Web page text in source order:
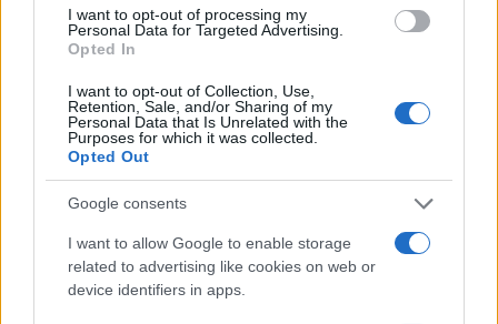
I want to opt-out of processing my
Personal Data for Targeted Advertising.
Opted In
I want to opt-out of Collection, Use,
Retention, Sale, and/or Sharing of my
Personal Data that Is Unrelated with the
Purposes for which it was collected.
Opted Out
Google consents
I want to allow Google to enable storage
related to advertising like cookies on web or
device identifiers in apps.